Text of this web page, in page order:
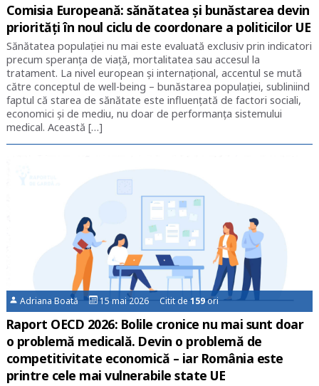
Comisia Europeană: sănătatea și bunăstarea devin
priorități în noul ciclu de coordonare a politicilor UE
Sănătatea populației nu mai este evaluată exclusiv prin indicatori
precum speranța de viață, mortalitatea sau accesul la
tratament. La nivel european și internațional, accentul se mută
către conceptul de well-being – bunăstarea populației, subliniind
faptul că starea de sănătate este influențată de factori sociali,
economici și de mediu, nu doar de performanța sistemului
medical. Această […]
Adriana Boată 15 mai 2026 Citit de159ori
Raport OECD 2026: Bolile cronice nu mai sunt doar
o problemă medicală. Devin o problemă de
competitivitate economică – iar România este
printre cele mai vulnerabile state UE